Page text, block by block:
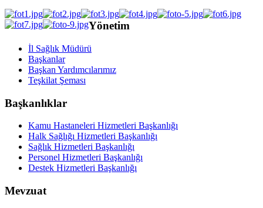
Yönetim
İl Sağlık Müdürü
Başkanlar
Başkan Yardımcılarımız
Teşkilat Şeması
Başkanlıklar
Kamu Hastaneleri Hizmetleri Başkanlığı
Halk Sağlığı Hizmetleri Başkanlığı
Sağlık Hizmetleri Başkanlığı
Personel Hizmetleri Başkanlığı
Destek Hizmetleri Başkanlığı
Mevzuat